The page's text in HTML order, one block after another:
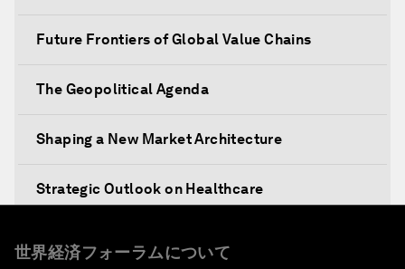
Future Frontiers of Global Value Chains
The Geopolitical Agenda
Shaping a New Market Architecture
Strategic Outlook on Healthcare
世界経済フォーラムについて